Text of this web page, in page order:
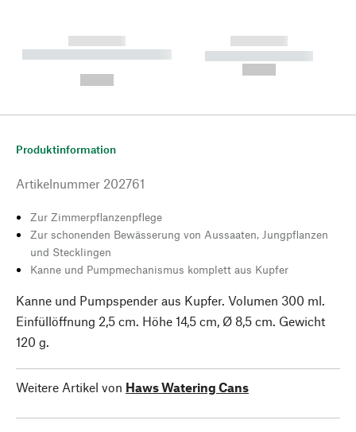
------------
----------- ----------- --------
------------
----------- -----------
Produktinformation
Artikelnummer 202761
Zur Zimmerpflanzenpflege
Zur schonenden Bewässerung von Aussaaten, Jungpflanzen
und Stecklingen
Kanne und Pumpmechanismus komplett aus Kupfer
Kanne und Pumpspender aus Kupfer. Volumen 300 ml.
Einfüllöffnung 2,5 cm. Höhe 14,5 cm, Ø 8,5 cm. Gewicht
120 g.
Weitere Artikel von Haws Watering Cans